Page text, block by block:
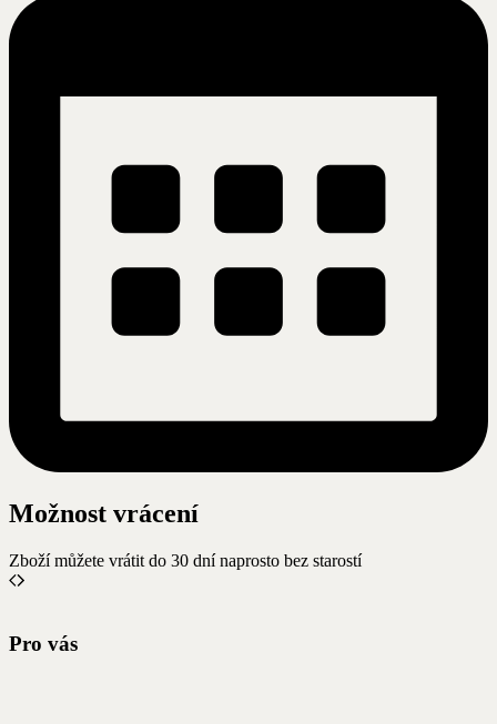
Možnost vrácení
Zboží můžete vrátit do 30 dní naprosto bez starostí
Pro vás